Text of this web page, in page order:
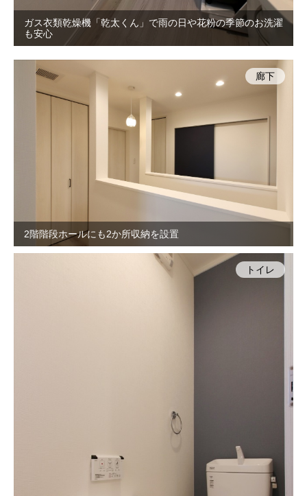
ガス衣類乾燥機「乾太くん」で雨の日や花粉の季節のお洗濯
も安心
2階階段ホールにも2か所収納を設置
廊下
トイレ